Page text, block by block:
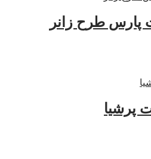
پارس طرح زانر
پرشیا